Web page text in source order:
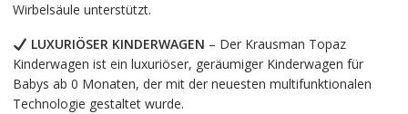
Wirbelsäule unterstützt.
LUXURIÖSER KINDERWAGEN – Der Krausman Topaz
Kinderwagen ist ein luxuriöser, geräumiger Kinderwagen für
Babys ab 0 Monaten, der mit der neuesten multifunktionalen
Technologie gestaltet wurde.